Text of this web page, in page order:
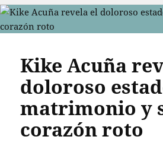
Kike Acuña
doloroso
matrimonio y
corazón roto